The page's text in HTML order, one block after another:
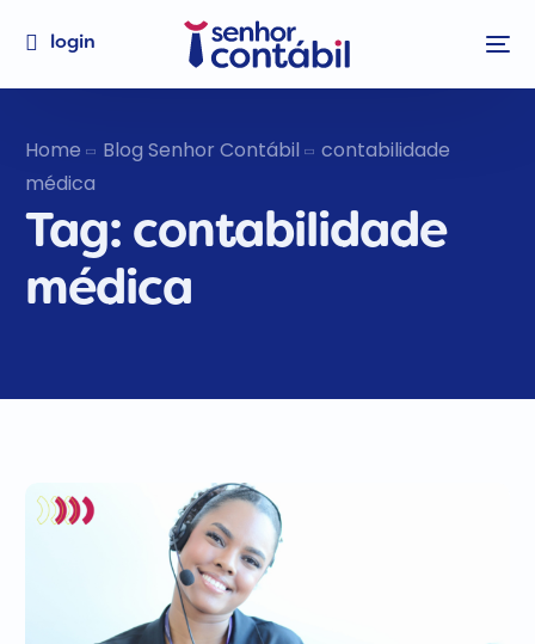
login
Home Blog Senhor Contábil
contabilidade
médica
Tag: contabilidade
médica